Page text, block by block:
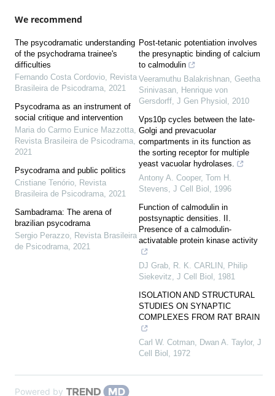
We recommend
The psycodramatic understanding
of the psychodrama trainee's
difficulties
Fernando Costa Cordovio, Revista
Brasileira de Psicodrama, 2021
Psycodrama as an instrument of
social critique and intervention
Maria do Carmo Eunice Mazzotta,
Revista Brasileira de Psicodrama,
2021
Psycodrama and public politics
Cristiane Tenório, Revista
Brasileira de Psicodrama, 2021
Sambadrama: The arena of
brazilian psycodrama
Sergio Perazzo, Revista Brasileira
de Psicodrama, 2021
Post-tetanic potentiation involves
the presynaptic binding of calcium
to calmodulin
Veeramuthu Balakrishnan, Geetha
Srinivasan, Henrique von
Gersdorff, J Gen Physiol , 2010
Vps10p cycles between the late-
Golgi and prevacuolar
compartments in its function as
the sorting receptor for multiple
yeast vacuolar hydrolases.
Antony A. Cooper, Tom H.
Stevens, J Cell Biol , 1996
Function of calmodulin in
postsynaptic densities. II.
Presence of a calmodulin-
activatable protein kinase activity
DJ Grab, R. K. CARLIN, Philip
Siekevitz, J Cell Biol , 1981
ISOLATION AND STRUCTURAL
STUDIES ON SYNAPTIC
COMPLEXES FROM RAT BRAIN
Carl W. Cotman, Dwan A. Taylor, J
Cell Biol , 1972
Powered by